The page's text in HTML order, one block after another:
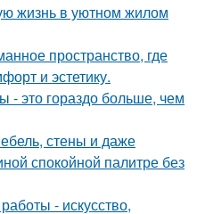
жизнь в уютном жилом
пространство, где
и эстетику.
- это гораздо больше, чем
стены и даже
спокойной палитре без
- искусство,